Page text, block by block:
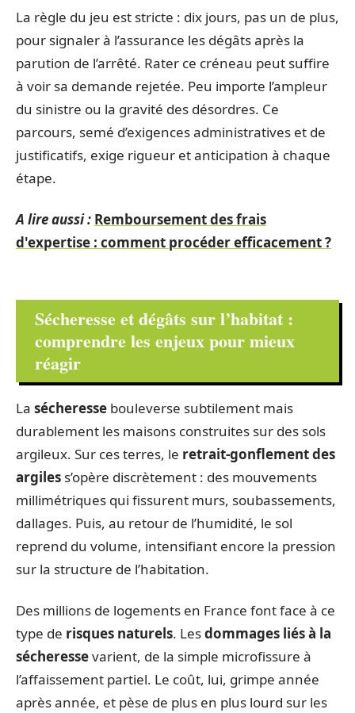
La règle du jeu est stricte : dix jours, pas un de plus,
pour signaler à l’assurance les dégâts après la
parution de l’arrêté. Rater ce créneau peut suffire
à voir sa demande rejetée. Peu importe l’ampleur
du sinistre ou la gravité des désordres. Ce
parcours, semé d’exigences administratives et de
justificatifs, exige rigueur et anticipation à chaque
étape.
A lire aussi : Remboursement des frais
d'expertise : comment procéder efficacement ?
Sécheresse et dégâts sur l’habitat :
comprendre les enjeux pour mieux
réagir
La sécheresse bouleverse subtilement mais
durablement les maisons construites sur des sols
argileux. Sur ces terres, le retrait-gonflement des
argiles s’opère discrètement : des mouvements
millimétriques qui fissurent murs, soubassements,
dallages. Puis, au retour de l’humidité, le sol
reprend du volume, intensifiant encore la pression
sur la structure de l’habitation.
Des millions de logements en France font face à ce
type de risques naturels. Lesdommages liés à la
sécheressevarient, de la simple microfissure à
l’affaissement partiel. Le coût, lui, grimpe année
après année, et pèse de plus en plus lourd sur les